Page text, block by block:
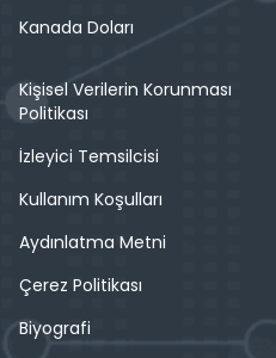
Kanada Doları
Kişisel Verilerin Korunması
Politikası
İzleyici Temsilcisi
Kullanım Koşulları
Aydınlatma Metni
Çerez Politikası
Biyografi